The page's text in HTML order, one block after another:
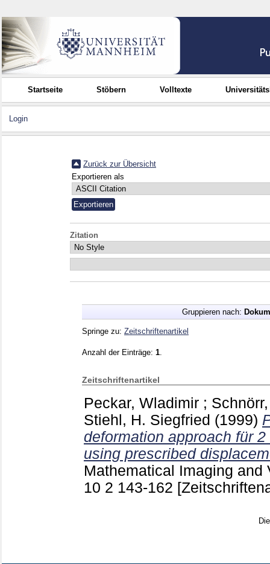
Startseite Stöbern Volltexte
Login
Zurück zur Übersicht
Exportieren als
Zitation
Gruppieren nach:
Springe zu: Zeitschriftenartikel
Anzahl der Einträge: 1
Zeitschriftenartikel
Peckar, Wladimir ;
Stiehl, H. Siegfried (1999)
deformation approach für
using prescribed
Mathematical Imaging and
10 2 143-162